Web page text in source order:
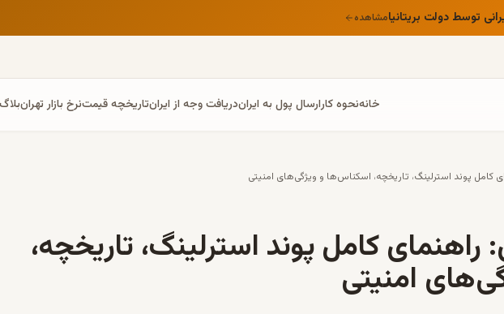
توسط دولت بریتانیامشاهده
خانهنحوه کارارسال پول به ایراندریافت وجه از ایرانتاریخچه قیمتنرخ بازار تهران
کامل پوند استرلینگ، تاریخچه، اسکناس‌ها و ویژگی‌های امنیتی
کامل پوند استرلینگ، تاریخچه،
امنیتی